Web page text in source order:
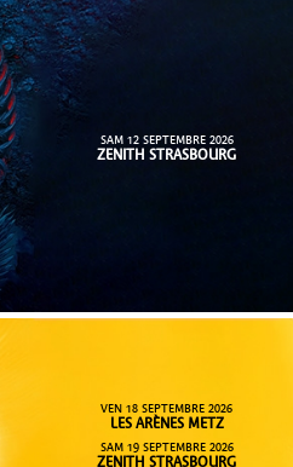
SAM 12 SEPTEMBRE 2026
ZENITH STRASBOURG
VEN 18 SEPTEMBRE 2026
LES ARÈNES METZ
SAM 19 SEPTEMBRE 2026
ZENITH STRASBOURG